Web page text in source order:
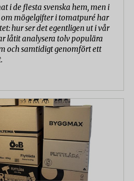
i de flesta svenska hem, men i
mögelgifter i tomatpuré har
hur ser det egentligen ut i vår
låtit analysera tolv populära
och samtidigt genomfört ett